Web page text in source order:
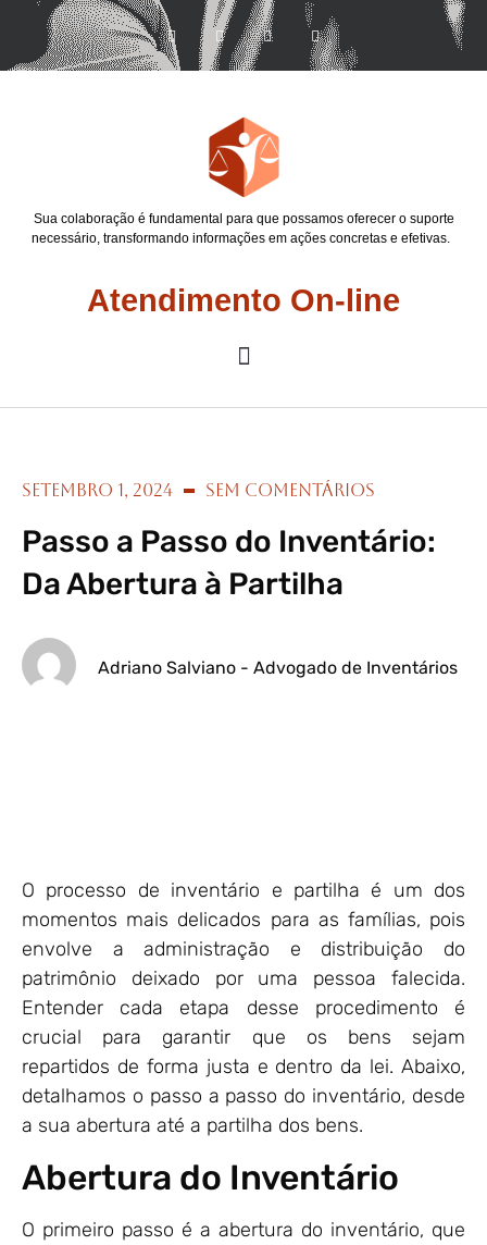
Sua colaboração é fundamental para que possamos oferecer o suporte
necessário, transformando informações em ações concretas e efetivas.
Atendimento On-line
setembro 1, 2024 Sem Comentários
Passo a Passo do Inventário:
Da Abertura à Partilha
Adriano Salviano - Advogado de Inventários
O processo de inventário e partilha é um dos
momentos mais delicados para as famílias, pois
envolve a administração e distribuição do
patrimônio deixado por uma pessoa falecida.
Entender cada etapa desse procedimento é
crucial para garantir que os bens sejam
repartidos de forma justa e dentro da lei. Abaixo,
detalhamos o passo a passo do inventário, desde
a sua abertura até a partilha dos bens.
Abertura do Inventário
O primeiro passo é a abertura do inventário, que